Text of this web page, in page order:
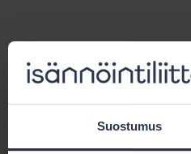
Suostumus